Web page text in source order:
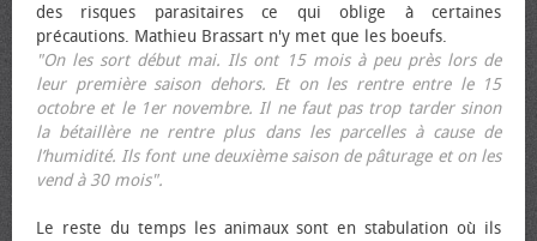
des risques parasitaires ce qui oblige à certaines
précautions. Mathieu Brassart n'y met que les bœufs.
"On les sort début mai. Ils ont 15 mois à peu près lors de
leur première saison dehors. Et on les rentre entre le 15
octobre et le 1er novembre. Il ne faut pas trop tarder sinon
la bétaillère ne rentre plus dans les parcelles à cause de
l’humidité. Ils font une deuxième saison de pâturage et on les
vend à 30 mois".
Le reste du temps les animaux sont en stabulation où ils